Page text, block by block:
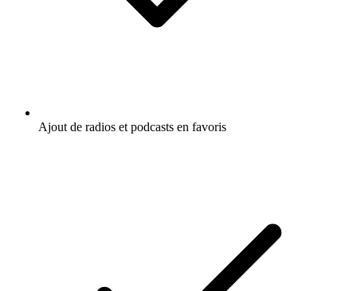
Ajout de radios et podcasts en favoris